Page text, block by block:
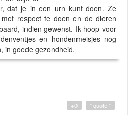
dat je in een urn kunt doen. Ze
respect te doen en de dieren
indien gewenst. Ik hoop voor
en hondenmeisjes nog
in goede gezondheid.
" quote "
+0